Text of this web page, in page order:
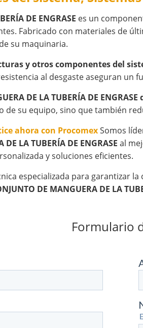
DE ENGRASE es un
Fabricado con materiales de
su maquinaria.
y otros componentes del
al desgaste aseguran
DE LA TUBERÍA DE ENGRASE
su equipo, sino que también
ahora con ProcomexSomos
LA TUBERÍA DE ENGRASE al
y soluciones eficientes.
especializada para garantizar
DE MANGUERA DE LA
Formulario